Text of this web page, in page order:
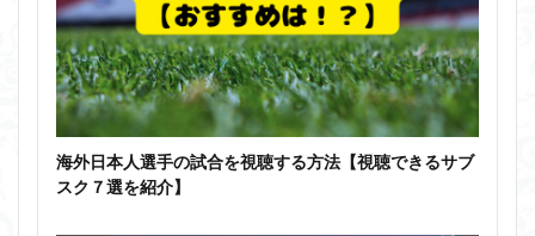
海外日本人選手の試合を視聴する方法【視聴できるサブ
スク７選を紹介】